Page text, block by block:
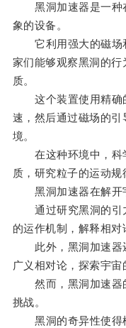
黑洞加速器是一种
象的设备。
它利用强大的磁场
家们能够观察黑洞的
质。
这个装置使用精确
速，然后通过磁场的
境。
在这种环境中，科
质，研究粒子的运动规
黑洞加速器在解开宇
通过研究黑洞的引
的运作机制，解释相对
此外，黑洞加速器
广义相对论，探索宇宙
然而，黑洞加速器
挑战。
黑洞的奇异性使得